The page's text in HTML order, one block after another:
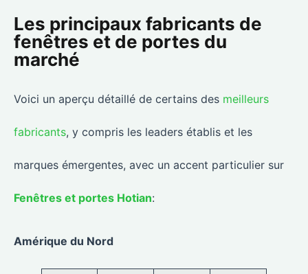
Les principaux fabricants de
fenêtres et de portes du
marché
Voici un aperçu détaillé de certains des meilleurs
fabricants, y compris les leaders établis et les
marques émergentes, avec un accent particulier sur
Fenêtres et portes Hotian:
Amérique du Nord